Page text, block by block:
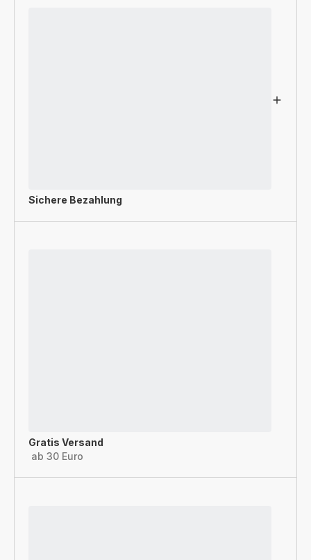
Sichere Bezahlung
Gratis Versand
ab 30 Euro